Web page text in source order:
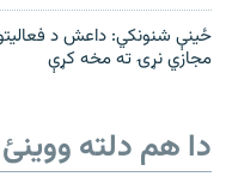
ځینې شنونکي: داعش د
مجازي نړۍ ته مخه کړې
دا هم دلته ووینئ